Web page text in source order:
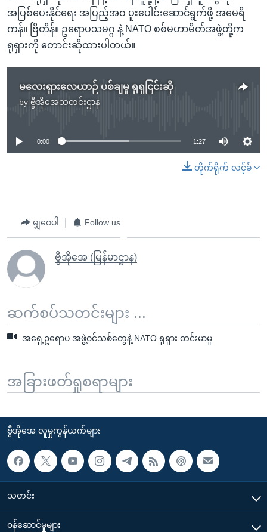
အပြစ်ပေးနိုင်ရေး အပြည့်အဝ ပူးပေါင်းဆောင်ရွက်ဖို့ အမေရိ
ကန်။ ဗြိတိန်။ ဥရောပသမဂ္ဂ နဲ့ NATO စစ်မဟာမိတ်အဖွဲ့တို့က
ရုရှားကို တောင်းဆိုထားပါတယ်။
မလေးရှားလေယာဉ် ပစ်ချမှု ရုရှငြင်းဆို
by ဗွီအိုအေသတင်းဌာန
No media source currently available
0:00 1:27
တိုက်ရိုက် လင့်ခ်
မျှဝေပါ Follow us
ဗွီအိုအေ (မြန်မာဌာန)
ဆက်စပ်သတင်းများ ...
အရှေ့ဥရောပ အဖွဲ့ဝင်သစ်တွေနဲ့ NATO ရုရှား တင်းမာမှု
အခြားဖတ်ရှုစရာများ
ဗွီအိုအေ လူမှုကွန်ယက်များ
သတင်း
၀န်ဆောင်မှုများ